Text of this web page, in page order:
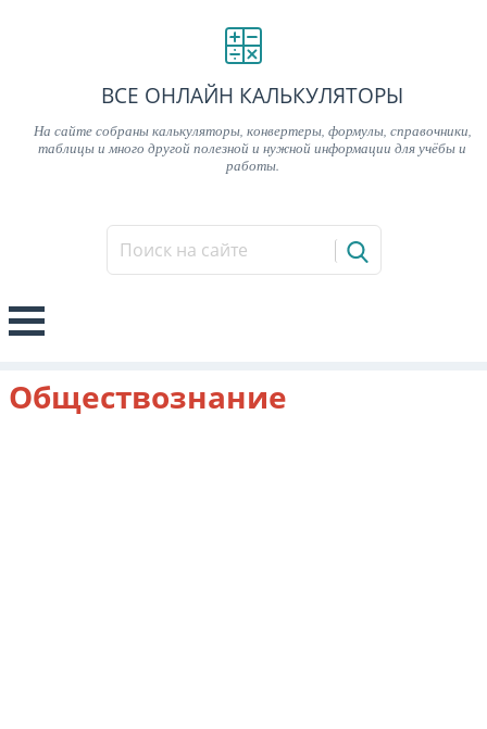
ВСЕ ОНЛАЙН КАЛЬКУЛЯТОРЫ
На сайте собраны калькуляторы, конвертеры, формулы, справочники,
таблицы и много другой полезной и нужной информации для учёбы и
работы.
Обществознание